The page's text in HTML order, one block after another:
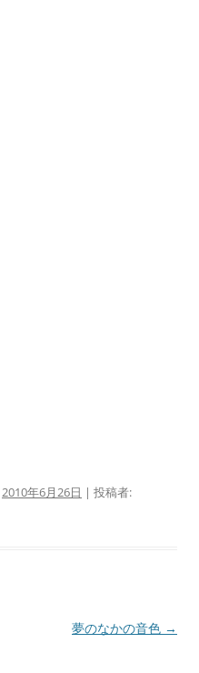
2010年6月26日 | 投稿者:
夢のなかの音色 →